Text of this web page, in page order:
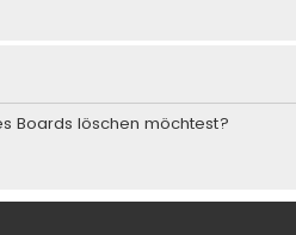
Boards löschen möchtest?